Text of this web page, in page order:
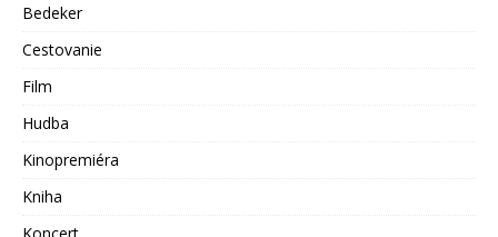
Bedeker
Cestovanie
Film
Hudba
Kinopremiéra
Kniha
Koncert